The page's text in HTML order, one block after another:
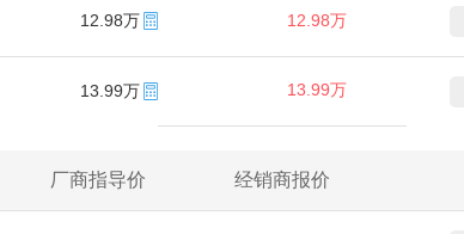
12.98万 12.98万
13.99万 13.99万
厂商指导价 经销商报价